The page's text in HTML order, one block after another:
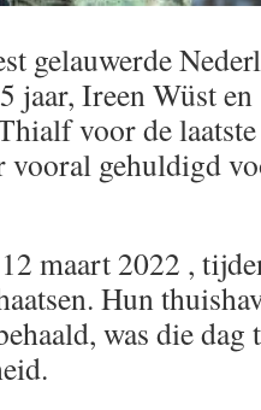
gelauwerde
jaar, Ireen Wüst
voor de
vooral gehuldigd
maart 2022 ,
Hun
was die dag